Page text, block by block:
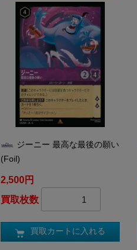
ジーニー 最高な最後の願い
(Foil)
2,500円
買取枚数
買取カートに入れる